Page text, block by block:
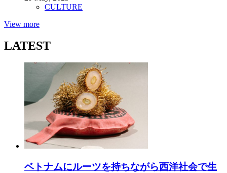
CULTURE
View more
LATEST
ベトナムにルーツを持ちながら西洋社会で生